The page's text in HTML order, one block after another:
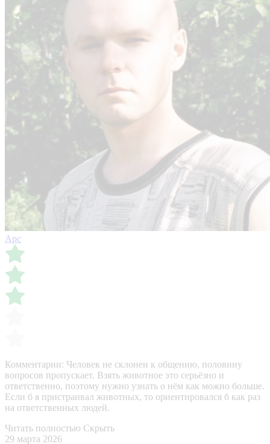
Арс
Комментарии: Человек не склонен к общению, половину
вопросов пропускает. Взять животное это серьёзно и
ответственно, поэтому нужно узнать о нём как можно больше.
Если б я пристраивал животных, то ориентировался б как раз
на ответственных людей.
Читать полностью Скрыть
29 марта 2026